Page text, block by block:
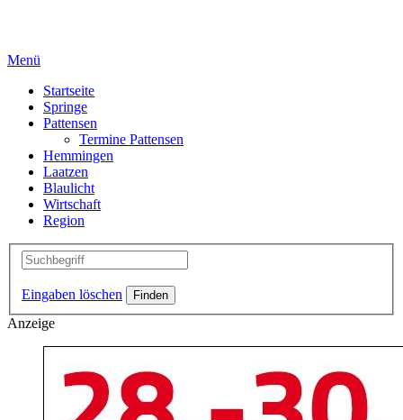
Menü
Startseite
Springe
Pattensen
Termine Pattensen
Hemmingen
Laatzen
Blaulicht
Wirtschaft
Region
Eingaben löschen
Anzeige